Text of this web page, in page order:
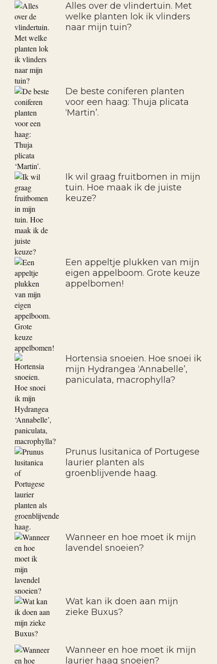
Alles over de vlindertuin. Met
welke planten lok ik vlinders
naar mijn tuin?
De beste coniferen planten
voor een haag: Thuja plicata
‘Martin’.
Ik wil graag fruitbomen in mijn
tuin. Hoe maak ik de juiste
keuze?
Een appeltje plukken van mijn
eigen appelboom. Grote keuze
appelbomen!
Hortensia snoeien. Hoe snoei ik
mijn Hydrangea ‘Annabelle’,
paniculata, macrophylla?
Prunus lusitanica of Portugese
laurier planten als
groenblijvende haag.
Wanneer en hoe moet ik mijn
lavendel snoeien?
Wat kan ik doen aan mijn
zieke Buxus?
Wanneer en hoe moet ik mijn
laurier haag snoeien?